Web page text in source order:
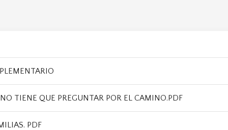
TIENE QUE PREGUNTAR POR EL CAMINO.PDF
PDF